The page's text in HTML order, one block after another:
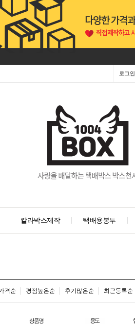
로그인
칼라박스제작 택배용봉투
격순 평점높은순 후기많은순 최근등록순